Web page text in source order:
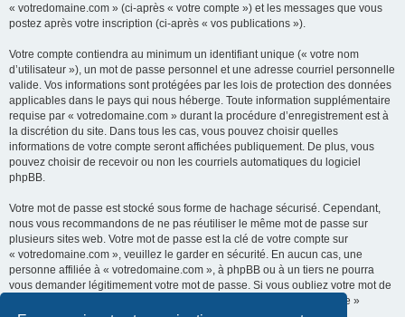
« votredomaine.com » (ci-après « votre compte ») et les messages que vous
postez après votre inscription (ci-après « vos publications »).
Votre compte contiendra au minimum un identifiant unique (« votre nom
d’utilisateur »), un mot de passe personnel et une adresse courriel personnelle
valide. Vos informations sont protégées par les lois de protection des données
applicables dans le pays qui nous héberge. Toute information supplémentaire
requise par « votredomaine.com » durant la procédure d’enregistrement est à
la discrétion du site. Dans tous les cas, vous pouvez choisir quelles
informations de votre compte seront affichées publiquement. De plus, vous
pouvez choisir de recevoir ou non les courriels automatiques du logiciel
phpBB.
Votre mot de passe est stocké sous forme de hachage sécurisé. Cependant,
nous vous recommandons de ne pas réutiliser le même mot de passe sur
plusieurs sites web. Votre mot de passe est la clé de votre compte sur
« votredomaine.com », veuillez le garder en sécurité. En aucun cas, une
personne affiliée à « votredomaine.com », à phpBB ou à un tiers ne pourra
vous demander légitimement votre mot de passe. Si vous oubliez votre mot de
passe, vous pouvez utiliser la fonction « J’ai oublié mon mot de passe »